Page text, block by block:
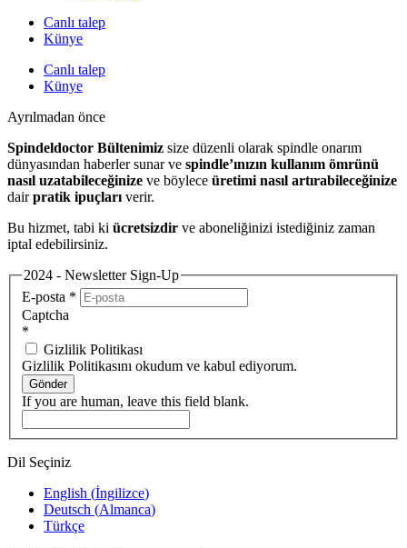
Canlı talep
Künye
Canlı talep
Künye
Ayrılmadan önce
Spindeldoctor Bültenimiz size düzenli olarak spindle onarım
dünyasından haberler sunar ve spindle’ınızın kullanım ömrünü
nasıl uzatabileceğinize ve böylece üretimi nasıl artırabileceğinize
dairpratik ipuçları verir.
Bu hizmet, tabi ki ücretsizdir ve aboneliğinizi istediğiniz zaman
iptal edebilirsiniz.
2024 - Newsletter Sign-Up
E-posta *
Captcha
*
Gizlilik Politikası
Gizlilik Politikasını okudum ve kabul ediyorum.
Gönder
If you are human, leave this field blank.
Dil Seçiniz
English (İngilizce)
Deutsch (Almanca)
Türkçe